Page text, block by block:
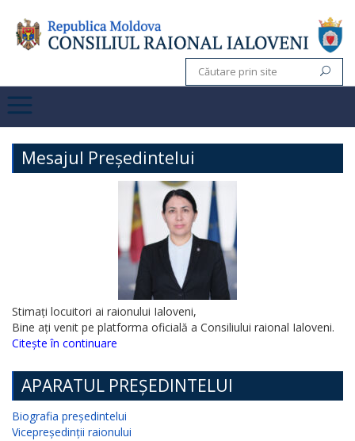
Mesajul Președintelui
Stimați locuitori ai raionului Ialoveni,
Bine ați venit pe platforma oficială a Consiliului raional Ialoveni.
Citește în continuare
APARATUL PREȘEDINTELUI
Biografia președintelui
Vicepreședinții raionului